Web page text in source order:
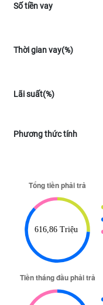
Số tiền vay
Thời gian vay(%)
Lãi suất(%)
Phương thức tính